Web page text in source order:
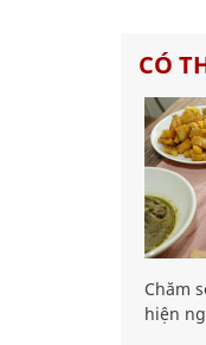
CÓ
Chăm
hiện